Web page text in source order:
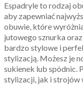
Espadryle to rodzaj
aby zapewniać
obuwie, które
jutowego sznurka
bardzo stylowe i
stylizacją. Możesz je
sukienek lub spódnic.
stylizacji, jak i strojów